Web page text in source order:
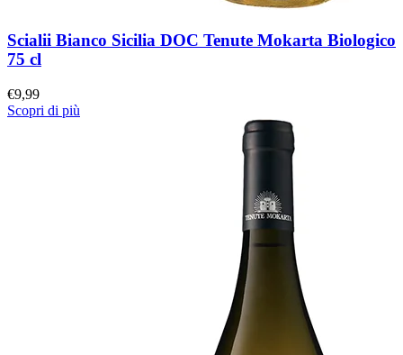
Scialii Bianco Sicilia DOC Tenute Mokarta Biologico
75 cl
€9,99
Scopri di più